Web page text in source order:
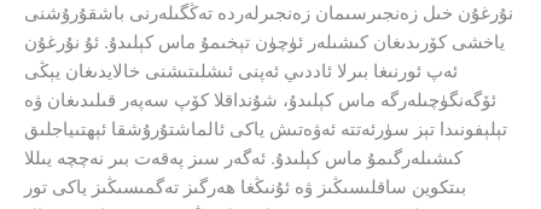
نۇرغۇن خىل زەنجىرسىمان زەنجىرلەردە تەڭگىلەرنى باشقۇرۇشنى
ياخشى كۆرىدىغان كىشىلەر ئۈچۈن تېخىمۇ ماس كېلىدۇ. ئۇ نۇرغۇن
ئەپ ئورنىغا بىرلا ئاددىي ئەپنى ئىشلىتىشنى خالايدىغان يېڭى
ئۆگەنگۈچىلەرگە ماس كېلىدۇ، شۇنداقلا كۆپ سەپەر قىلىدىغان ۋە
تېلېفونىدا تېز سۈرئەتتە ئەۋەتىش ياكى ئالماشتۇرۇشقا ئېھتىياجلىق
كىشىلەرگىمۇ ماس كېلىدۇ. ئەگەر سىز پەقەت بىر نەچچە يىللا
بىتكوين ساقلىسىڭىز ۋە ئۇنىڭغا ھەرگىز تەگمىسىڭىز ياكى تور